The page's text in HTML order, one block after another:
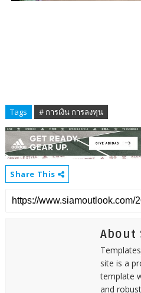
Tags # การเงิน การลงทุน
Share This
About
site is a
template
and